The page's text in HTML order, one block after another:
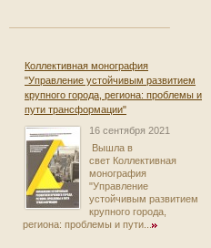
Коллективная монография
"Управление устойчивым развитием
крупного города, региона: проблемы и
пути трансформации"
16 сентября 2021
Вышла в
свет Коллективная
монография
"Управление
устойчивым развитием
крупного города,
региона: проблемы и пути...